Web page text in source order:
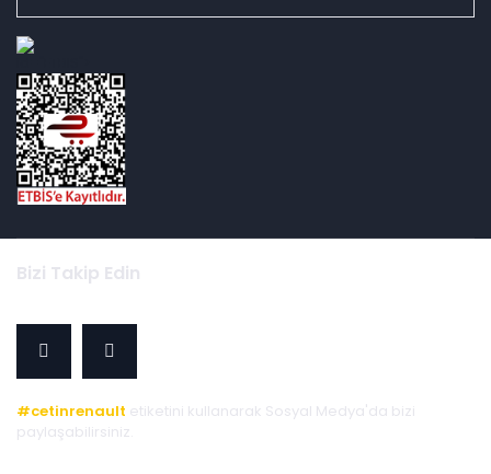
Bizi Takip Edin
#cetinrenault etiketini kullanarak Sosyal Medya'da bizi
paylaşabilirsiniz.